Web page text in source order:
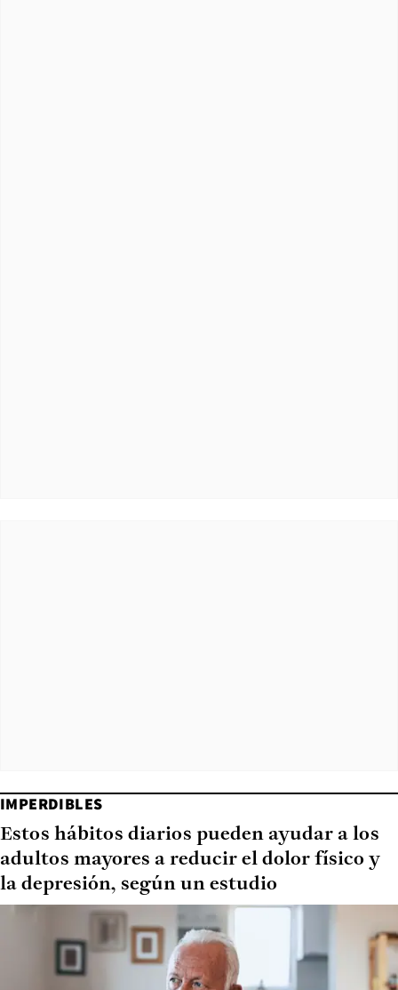
IMPERDIBLES
Estos hábitos diarios pueden ayudar a los
adultos mayores a reducir el dolor físico y
la depresión, según un estudio